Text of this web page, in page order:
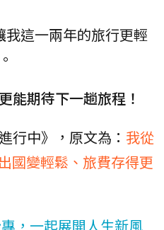
這一兩年的旅行更輕
能期待下一趟旅程！
行中》，原文為： 我從
國變輕鬆、旅費存得更
，一起展開人生新風